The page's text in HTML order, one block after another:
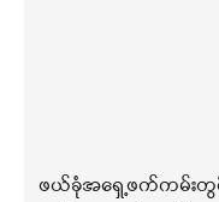
ဖယ်ခုံအရှေ့ဖက်ကမ်း